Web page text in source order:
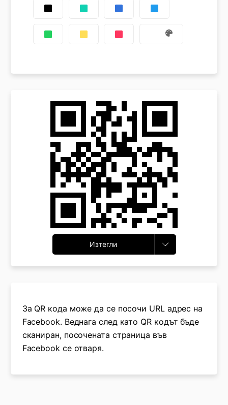
Изтегли
За QR кода може да се посочи URL адрес на
Facebook. Веднага след като QR кодът бъде
сканиран, посочената страница във
Facebook се отваря.